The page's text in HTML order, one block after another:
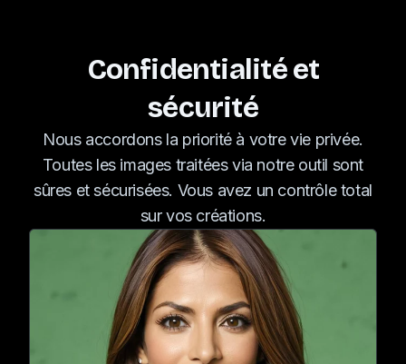
Confidentialité et
sécurité
Nous accordons la priorité à votre vie privée.
Toutes les images traitées via notre outil sont
sûres et sécurisées. Vous avez un contrôle total
sur vos créations.